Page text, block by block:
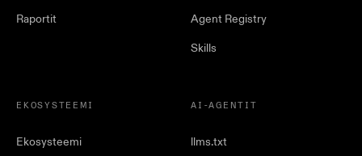
Raportit Agent Registry
Skills
EKOSYSTEEMI
Ekosysteemi
AI-AGENTIT
llms.txt